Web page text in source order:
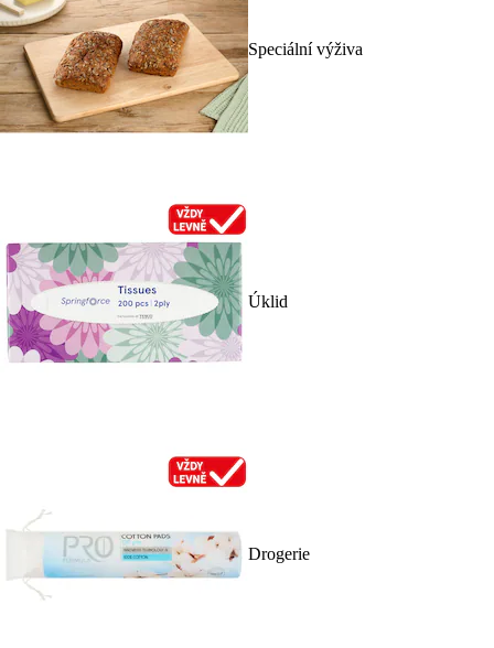
Speciální výživa
Úklid
Drogerie